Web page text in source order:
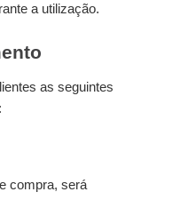
a utilização.
as seguintes
compra, será